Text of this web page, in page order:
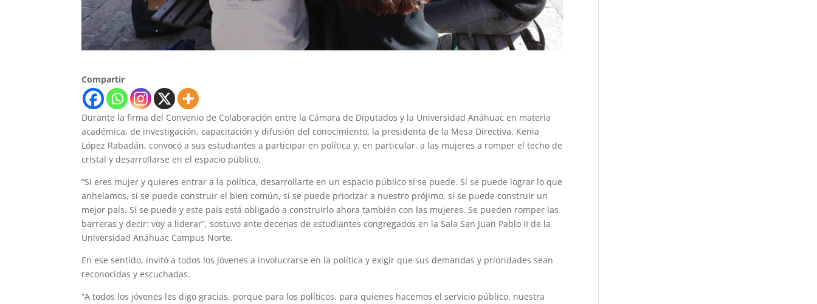
Compartir
Durante la firma del Convenio de Colaboración entre la Cámara de Diputados y la Universidad Anáhuac en materia
académica, de investigación, capacitación y difusión del conocimiento, la presidenta de la Mesa Directiva, Kenia
López Rabadán, convocó a sus estudiantes a participar en política y, en particular, a las mujeres a romper el techo de
cristal y desarrollarse en el espacio público.
“Si eres mujer y quieres entrar a la política, desarrollarte en un espacio público sí se puede. Sí se puede lograr lo que
anhelamos, sí se puede construir el bien común, sí se puede priorizar a nuestro prójimo, sí se puede construir un
mejor país. Sí se puede y este país está obligado a construirlo ahora también con las mujeres. Se pueden romper las
barreras y decir: voy a liderar”, sostuvo ante decenas de estudiantes congregados en la Sala San Juan Pablo II de la
Universidad Anáhuac Campus Norte.
En ese sentido, invitó a todos los jóvenes a involucrarse en la política y exigir que sus demandas y prioridades sean
reconocidas y escuchadas.
“A todos los jóvenes les digo gracias, porque para los políticos, para quienes hacemos el servicio público, nuestra